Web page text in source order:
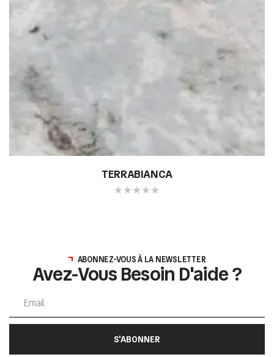
TERRABIANCA
ABONNEZ-VOUS À LA NEWSLETTER
Avez-Vous Besoin D'aide ?
S'ABONNER